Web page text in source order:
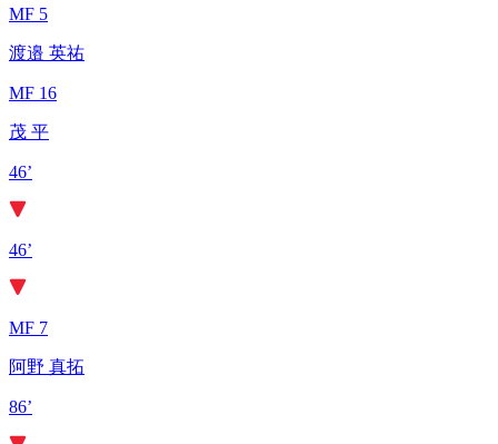
MF 5
渡邉 英祐
MF 16
茂 平
46’
46’
MF 7
阿野 真拓
86’